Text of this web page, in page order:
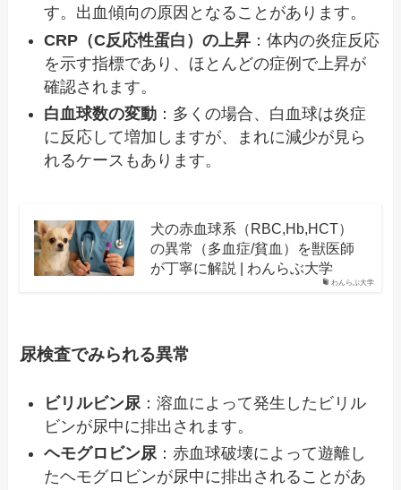
す。出血傾向の原因となることがあります。
CRP（C反応性蛋白）の上昇 ：体内の炎症反応
を示す指標であり、ほとんどの症例で上昇が
確認されます。
白血球数の変動 ：多くの場合、白血球は炎症
に反応して増加しますが、まれに減少が見ら
れるケースもあります。
わんらぶ大学
犬の赤血球系（RBC,Hb,HCT）
の異常（多血症/貧血）を獣医師
が丁寧に解説 | わんらぶ大学
尿検査でみられる異常
ビリルビン尿 ：溶血によって発生したビリル
ビンが尿中に排出されます。
ヘモグロビン尿：赤血球破壊によって遊離し
たヘモグロビンが尿中に排出されることがあ